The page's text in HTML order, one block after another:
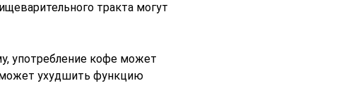
тракта могут
употребление кофе может
может ухудшить функцию